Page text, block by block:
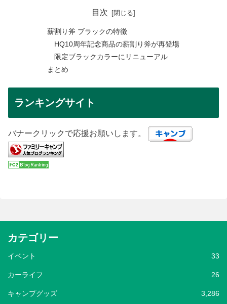
目次
薪割り斧 ブラックの特徴
HQ10周年記念商品の薪割り斧が再登場
限定ブラックカラーにリニューアル
まとめ
ランキングサイト
バナークリックで応援お願いします。
カテゴリー
イベント 33
カーライフ 26
キャンプグッズ 3,286